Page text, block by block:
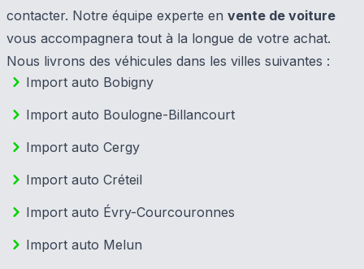
contacter. Notre équipe experte en vente de voiture
vous accompagnera tout à la longue de votre achat.
Nous livrons des véhicules dans les villes suivantes :
Import auto Bobigny
Import auto Boulogne-Billancourt
Import auto Cergy
Import auto Créteil
Import auto Évry-Courcouronnes
Import auto Melun